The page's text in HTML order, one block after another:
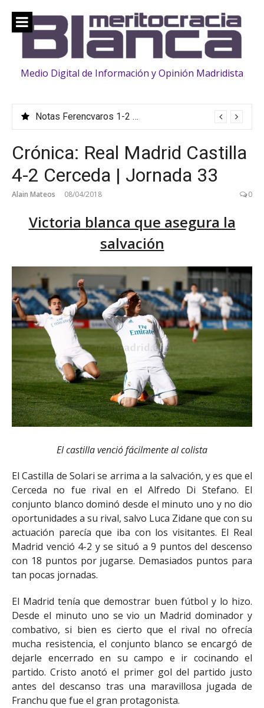
contenido
Medio Digital de Información y Opinión Madridista
Notas Ferencvaros 1-2 Real Madrid | Amistoso (Pretemporada)
Crónica: Real Madrid Castilla
4-2 Cerceda | Jornada 33
Alain Mateos 08/04/2018 0
Victoria blanca que asegura la
salvación
El castilla venció fácilmente al colista
El Castilla de Solari se arrima a la salvación, y es que el
Cerceda no fue rival en el Alfredo Di Stefano. El
conjunto blanco dominó desde el minuto uno y no dio
oportunidades a su rival, salvo Luca Zidane que con su
actuación parecía que iba con los visitantes. El Real
Madrid venció 4-2 y se situó a 9 puntos del descenso
con 18 puntos por jugarse. Demasiados puntos para
tan pocas jornadas.
El Madrid tenía que demostrar buen fútbol y lo hizo.
Desde el minuto uno se vio un Madrid dominador y
combativo, si bien es cierto que el rival no ofrecía
mucha resistencia, el conjunto blanco se encargó de
dejarle encerrado en su campo e ir cocinando el
partido. Cristo anotó el primer gol del partido justo
antes del descanso tras una maravillosa jugada de
Franchu que fue el gran protagonista.